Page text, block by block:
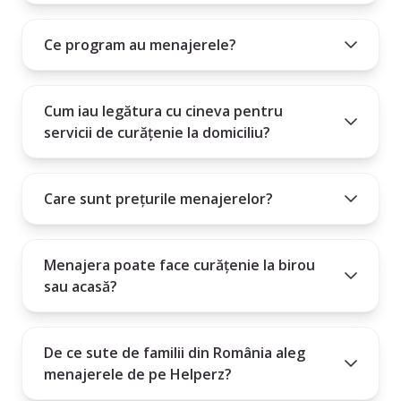
pentru nevoile tale.
Plătești un abonament lunar, trimestrial sau anual.
Ce program au menajerele?
Cum iau legătura cu cineva pentru
servicii de curățenie la domiciliu?
Care sunt prețurile menajerelor?
Menajera poate face curățenie la birou
sau acasă?
De ce sute de familii din România aleg
menajerele de pe Helperz?